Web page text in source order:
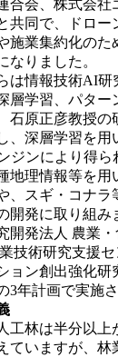
合会、株式会社
共同で、ドロ
施業集約化のた
なりました。
は情報技術AI研
層学習、パター
原正彦教授の
、深層学習を用
ジンにより得ら
地理情報等を用
、スギ・コナラ
開発に取り組み
発法人 農業
技術研究支援
ョン創出強化研
3年計画で実施さ
林は半分以上
ていますが、林